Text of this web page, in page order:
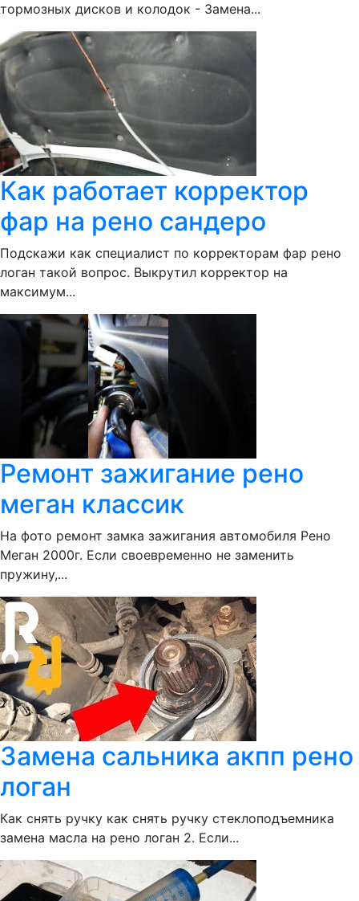
тормозных дисков и колодок - Замена...
Как работает корректор
фар на рено сандеро
Подскажи как специалист по корректорам фар рено
логан такой вопрос. Выкрутил корректор на
максимум...
Ремонт зажигание рено
меган классик
На фото ремонт замка зажигания автомобиля Рено
Меган 2000г. Если своевременно не заменить
пружину,...
Замена сальника акпп рено
логан
Как снять ручку как снять ручку стеклоподъемника
замена масла на рено логан 2. Если...